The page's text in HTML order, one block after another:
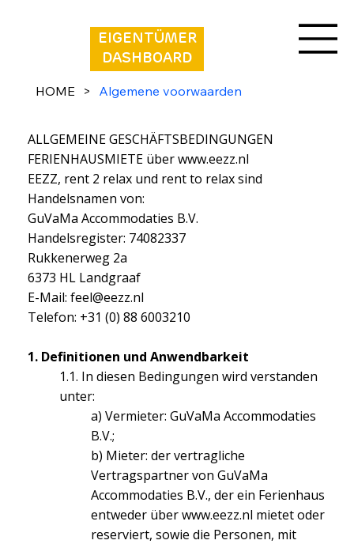
EIGENTÜMER
DASHBOARD
HOME > Algemene voorwaarden
ALLGEMEINE GESCHÄFTSBEDINGUNGEN
FERIENHAUSMIETE überwww.eezz.nl
EEZZ, rent 2 relax und rent to relax sind
Handelsnamen von:
GuVaMa Accommodaties B.V.
Handelsregister: 74082337
Rukkenerweg 2a
6373 HL Landgraaf
E-Mail: feel@eezz.nl
Telefon: +31 (0) 88 6003210
1. Definitionen und Anwendbarkeit
1.1. In diesen Bedingungen wird verstanden
unter:
a) Vermieter: GuVaMa Accommodaties
B.V.;
b) Mieter: der vertragliche
Vertragspartner von GuVaMa
Accommodaties B.V., der ein Ferienhaus
entweder überwww.eezz.nl mietet oder
reserviert, sowie die Personen, mit